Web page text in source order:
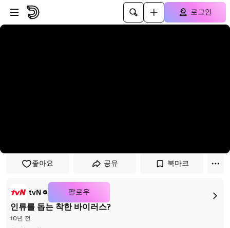
플레이어로 건너뛰기
본문으로 건너뛰기
로그인
좋아요 공유 북마크
tvN 팔로우
인류를 돕는 착한 바이러스?
10년 전